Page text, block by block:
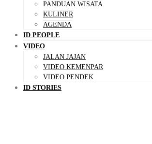
PANDUAN WISATA
KULINER
AGENDA
ID PEOPLE
VIDEO
JALAN JAJAN
VIDEO KEMENPAR
VIDEO PENDEK
ID STORIES